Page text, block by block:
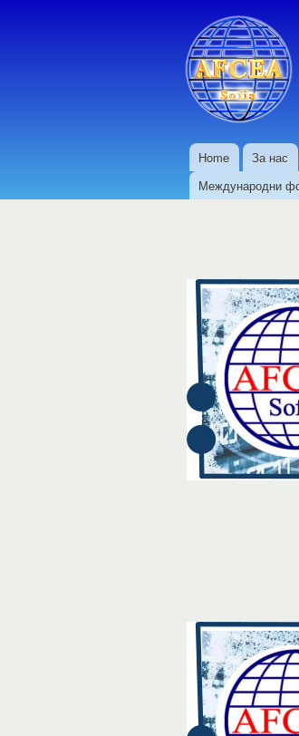
Основно меню
Home За нас
Международни